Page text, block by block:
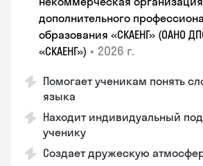
дополнительного
образования «СКАЕНГ» (ОАНО
«СКАЕНГ») • 2026 г.
Помогает ученикам понять
языка
Находит индивидуальный
ученику
Создает дружескую